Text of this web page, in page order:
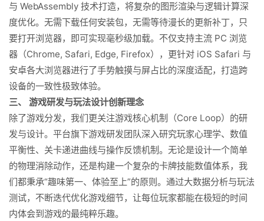
与 WebAssembly 技术打造，将复杂的图形渲染与逻辑计算深
度优化。无需下载任何安装包，无需等待漫长的更新补丁，只
要打开浏览器，即可实现毫秒级加载。不仅支持主流 PC 浏览
器（Chrome, Safari, Edge, Firefox），更针对 iOS Safari 与
安卓各大浏览器进行了手势触摸与屏占比的深度适配，打造跨
设备的一致性极致体验。
三、 游戏研发与玩法设计创新理念
除了游戏分发，我们更关注游戏核心机制（Core Loop）的研
发与设计。平台旗下游戏研发团队深入研究玩家心理学、数值
平衡性、关卡递进曲线与操作反馈机制。无论是设计一个简单
的物理消除动作，还是构建一个复杂的卡牌技能数值体系，我
们都秉承“趣味第一、体验至上”的原则。通过大数据分析与玩法
测试，不断迭代优化游戏细节，让每位玩家都能在极短的时间
内体会到游戏的最纯粹乐趣。